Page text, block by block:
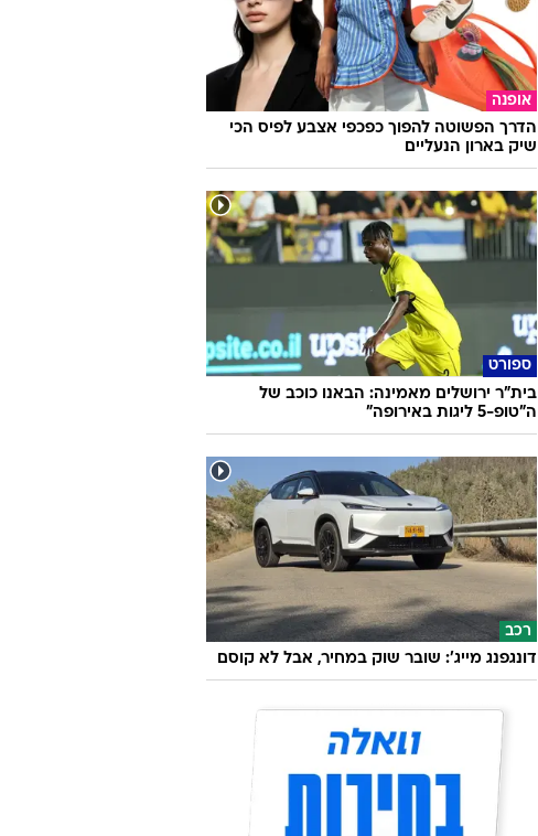
אופנה
הדרך הפשוטה להפוך כפכפי אצבע לפיס הכי
שיק בארון הנעליים
ספורט
בית"ר ירושלים מאמינה: הבאנו כוכב של
ה"טופ-5 ליגות באירופה"
רכב
דונגפנג מייג': שובר שוק במחיר, אבל לא קוסם